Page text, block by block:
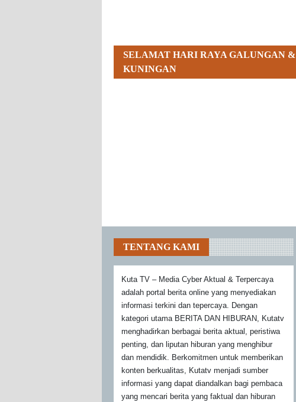
SELAMAT HARI RAYA GALUNGAN &
KUNINGAN
TENTANG KAMI
Kuta TV – Media Cyber Aktual & Terpercaya
adalah portal berita online yang menyediakan
informasi terkini dan tepercaya. Dengan
kategori utama BERITA DAN HIBURAN, Kutatv
menghadirkan berbagai berita aktual, peristiwa
penting, dan liputan hiburan yang menghibur
dan mendidik. Berkomitmen untuk memberikan
konten berkualitas, Kutatv menjadi sumber
informasi yang dapat diandalkan bagi pembaca
yang mencari berita yang faktual dan hiburan